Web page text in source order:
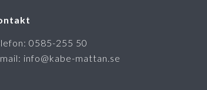
0585-255 50
info@kabe-mattan.se